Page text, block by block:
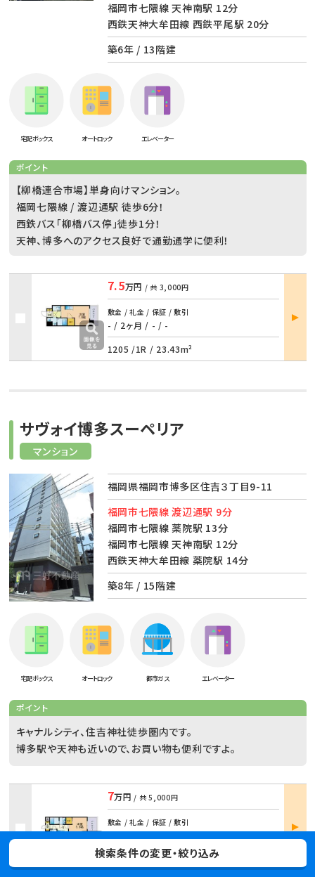
福岡市七隈線 天神南駅 12分
西鉄天神大牟田線 西鉄平尾駅 20分
築6年 / 13階建
宅配ボックス オートロック エレベーター
ポイント
【柳橋連合市場】単身向けマンション。
福岡七隈線 / 渡辺通駅 徒歩6分！
西鉄バス「柳橋バス停」徒歩1分！
天神、博多へのアクセス良好で通勤通学に便利！
7.5万円 / 共 3,000円
敷金 / 礼金 / 保証 / 敷引
- / 2ヶ月 / - / -
1205 /1R / 23.43m²
部屋
詳細
マンション
サヴォイ博多スーペリア
福岡県福岡市博多区住吉３丁目9-11
福岡市七隈線 渡辺通駅 9分
福岡市七隈線 薬院駅 13分
福岡市七隈線 天神南駅 12分
西鉄天神大牟田線 薬院駅 14分
築8年 / 15階建
宅配ボックス オートロック 都市ガス エレベーター
ポイント
キャナルシティ、住吉神社徒歩圏内です。
博多駅や天神も近いので、お買い物も便利ですよ。
7万円 / 共5,000円
敷金 / 礼金 / 保証 / 敷引
- / 105,000/- / -
1202 /1K/23.56m²
部屋
詳細
検索条件の変更・絞り込み